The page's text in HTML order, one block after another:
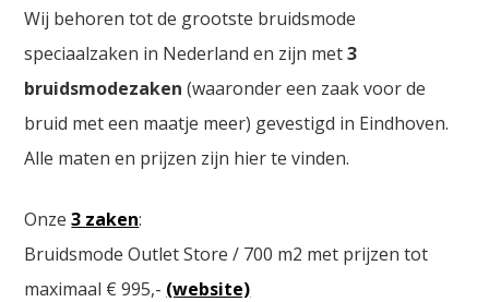
Wij behoren tot de grootste bruidsmode
speciaalzaken in Nederland en zijn met3
bruidsmodezaken (waaronder een zaak voor de
bruid met een maatje meer) gevestigd in Eindhoven.
Alle maten en prijzen zijn hier te vinden.
Onze3 zaken:
Bruidsmode Outlet Store / 700 m2 met prijzen tot
maximaal € 995,- (website)